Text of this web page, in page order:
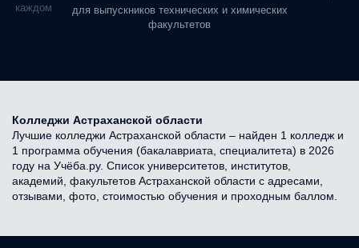
в каждом
для выпускников технических и химических
факультетов
Колледжи Астраханской области
Лучшие колледжи Астраханской области – найден 1 колледж и
1 программа обучения (бакалавриата, специалитета) в 2026
году на Учёба.ру. Список университетов, институтов,
академий, факультетов Астраханской области с адресами,
отзывами, фото, стоимостью обучения и проходным баллом.